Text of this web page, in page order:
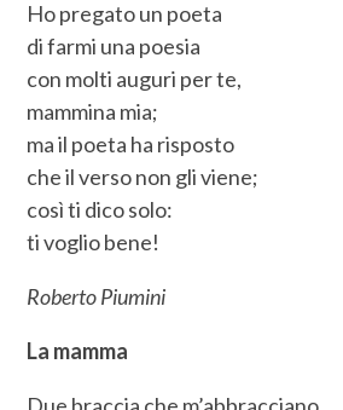
Ho pregato un poeta
di farmi una poesia
con molti auguri per te,
mammina mia;
ma il poeta ha risposto
che il verso non gli viene;
così ti dico solo:
ti voglio bene!
Roberto Piumini
La mamma